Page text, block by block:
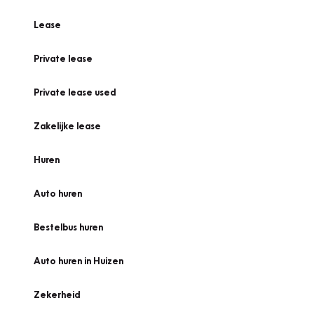
Lease
Private lease
Private lease used
Zakelijke lease
Huren
Auto huren
Bestelbus huren
Auto huren in Huizen
Zekerheid